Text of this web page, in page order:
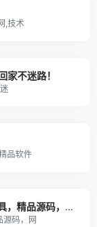
,技术
家不迷路！
品软件
颜夕资源网-免费分享各种实用软件工具，精品源码，网上赚钱技巧，热门项目，COSER网红图片视频等等
源码，网